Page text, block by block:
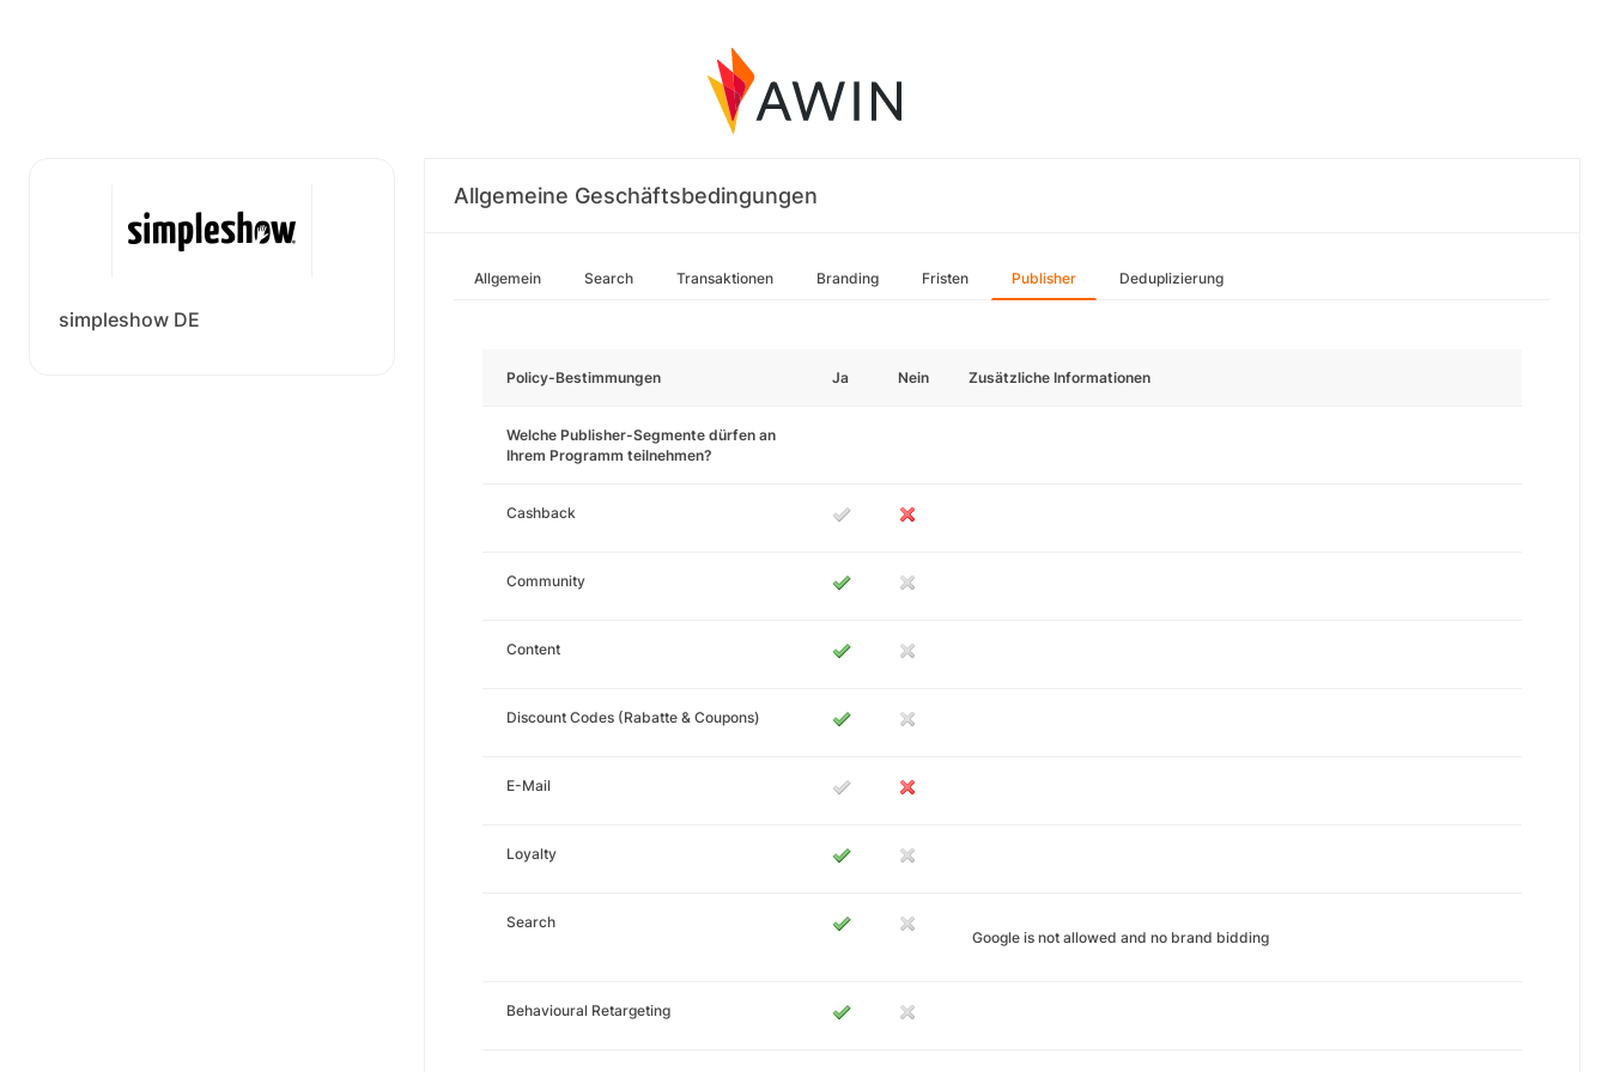
simpleshow DE
Allgemeine Geschäftsbedingungen
Allgemein Search Transaktionen Branding Fristen Publisher Deduplizierung
Policy-Bestimmungen Ja Nein Zusätzliche Informationen
Welche Publisher-Segmente dürfen an
Ihrem Programm teilnehmen?
Cashback
Community
Content
Discount Codes (Rabatte & Coupons)
E-Mail
Loyalty
Search
Google is not allowed and no brand bidding
Behavioural Retargeting